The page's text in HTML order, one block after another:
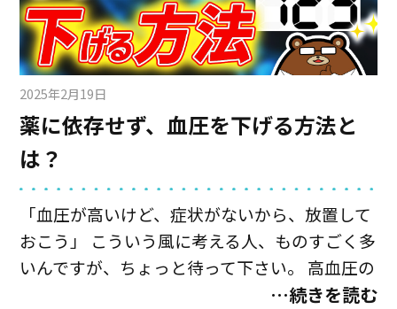
2025年2月19日
薬に依存せず、血圧を下げる方法と
は？
「血圧が高いけど、症状がないから、放置して
おこう」 こういう風に考える人、ものすごく多
いんですが、ちょっと待って下さい。 高血圧の
別名は「サイレントキラー」。 高血圧はなんの
…続きを読む